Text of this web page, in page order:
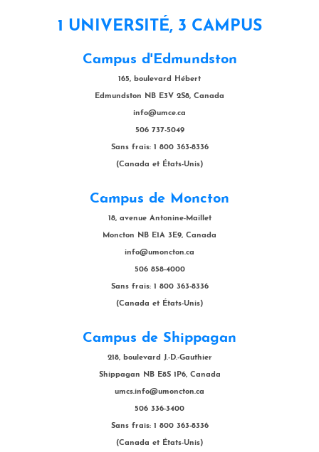
1 UNIVERSITÉ, 3 CAMPUS
Campus d'Edmundston
165, boulevard Hébert
Edmundston NB E3V 2S8, Canada
info@umce.ca
506 737-5049
Sans frais: 1 800 363-8336
(Canada et États-Unis)
Campus de Moncton
18, avenue Antonine-Maillet
Moncton NB E1A 3E9, Canada
info@umoncton.ca
506 858-4000
Sans frais: 1 800 363-8336
(Canada et États-Unis)
Campus de Shippagan
218, boulevard J.-D.-Gauthier
Shippagan NB E8S 1P6, Canada
umcs.info@umoncton.ca
506 336-3400
Sans frais: 1 800 363-8336
(Canada et États-Unis)